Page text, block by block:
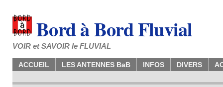
Bord à Bord Fluvial
VOIR et SAVOIR le FLUVIAL
ACCUEIL LES ANTENNES BaB INFOS DIVERS